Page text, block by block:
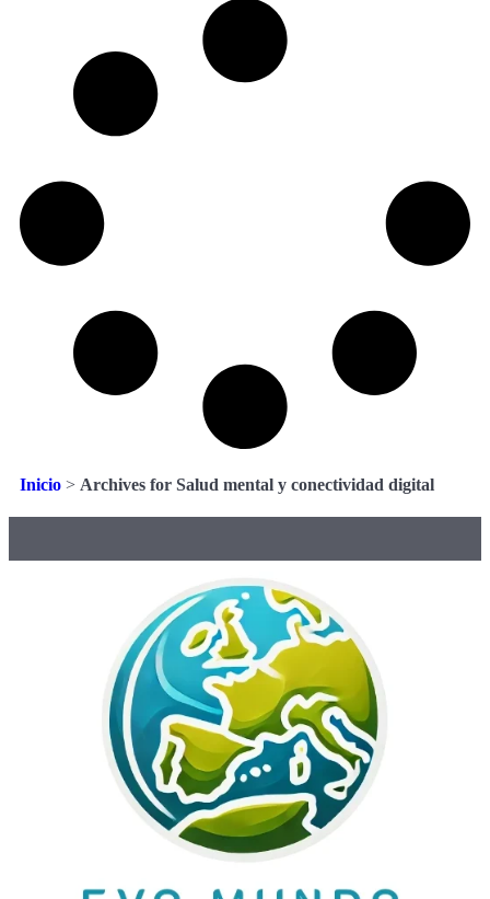
Inicio > Archives for Salud mental y conectividad digital